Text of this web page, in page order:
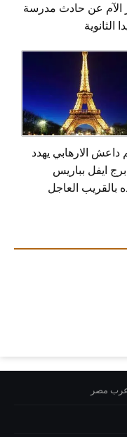
الآم عن حادث مدرسة
الثانوية
داعش الارهابي يهدد
ايفل بباريس
بالقريب العاجل
مصر